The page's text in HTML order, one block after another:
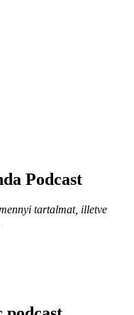
Podcast
tartalmat, illetve